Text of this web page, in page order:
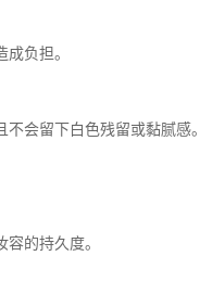
负担。
会留下白色残留或黏腻感。
的持久度。